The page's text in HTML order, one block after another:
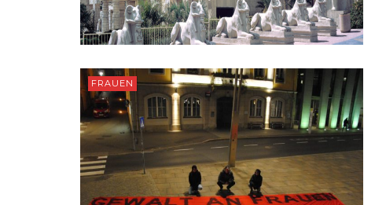
FRAUEN